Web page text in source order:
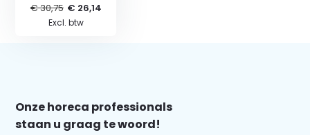
€ 30,75 € 26,14
Excl. btw
Onze horeca professionals
staan u graag te woord!